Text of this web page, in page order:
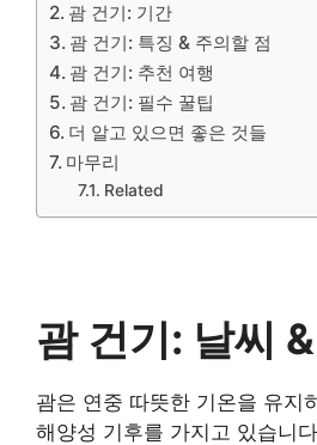
괌 건기: 기간
괌 건기: 특징 & 주의할 점
괌 건기: 추천 여행
괌 건기: 필수 꿀팁
더 알고 있으면 좋은 것들
마무리
Related
괌 건기: 날씨
괌은 연중 따뜻한 기온을 유지
해양성 기후를 가지고 있습니